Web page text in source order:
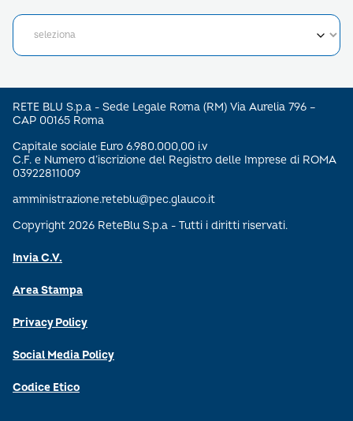
RETE BLU S.p.a - Sede Legale Roma (RM) Via Aurelia 796 –
CAP 00165 Roma
Capitale sociale Euro 6.980.000,00 i.v
C.F. e Numero d’iscrizione del Registro delle Imprese di ROMA
03922811009
amministrazione.reteblu@pec.glauco.it
Copyright 2026 ReteBlu S.p.a - Tutti i diritti riservati.
Invia C.V.
Area Stampa
Privacy Policy
Social Media Policy
Codice Etico